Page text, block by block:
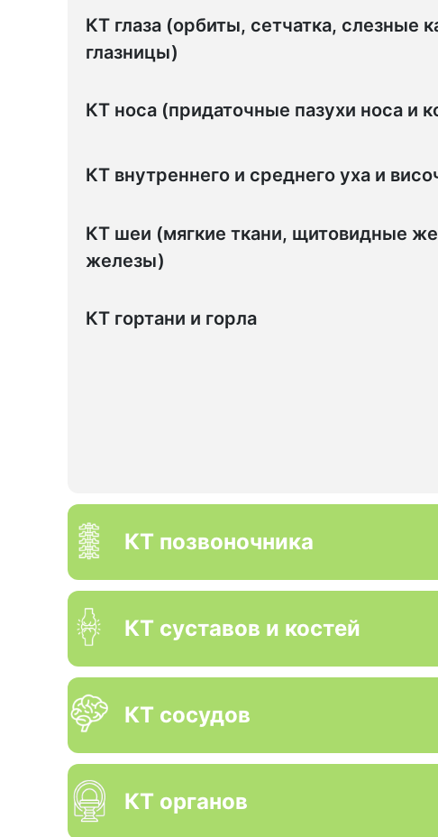
КТ глаза (орбиты, сетчатка, слезные
глазницы)
КТ носа (придаточные пазухи носа и
КТ внутреннего и среднего уха и
КТ шеи (мягкие ткани, щитовидные
железы)
КТ гортани и горла
КТ позвоночника
КТ суставов и костей
КТ сосудов
КТ органов